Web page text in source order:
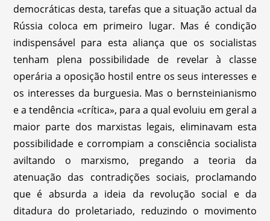
democráticas desta, tarefas que a situação actual da
Rússia coloca em primeiro lugar. Mas é condição
indispensável para esta aliança que os socialistas
tenham plena possibilidade de revelar à classe
operária a oposição hostil entre os seus interesses e
os interesses da burguesia. Mas o bernsteinianismo
e a tendência «crítica», para a qual evoluiu em geral a
maior parte dos marxistas legais, eliminavam esta
possibilidade e corrompiam a consciência socialista
aviltando o marxismo, pregando a teoria da
atenuação das contradições sociais, proclamando
que é absurda a ideia da revolução social e da
ditadura do proletariado, reduzindo o movimento